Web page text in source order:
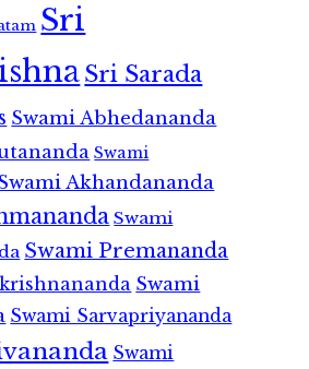
Sri
Sri Sarada
Swami Abhedananda
Swami
Akhandananda
Swami
Swami Premananda
Swami
Swami Sarvapriyananda
Swami